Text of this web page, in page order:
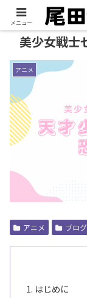
美少女戦士
アニメ
アニメ ブログ
はじめに
メニュー